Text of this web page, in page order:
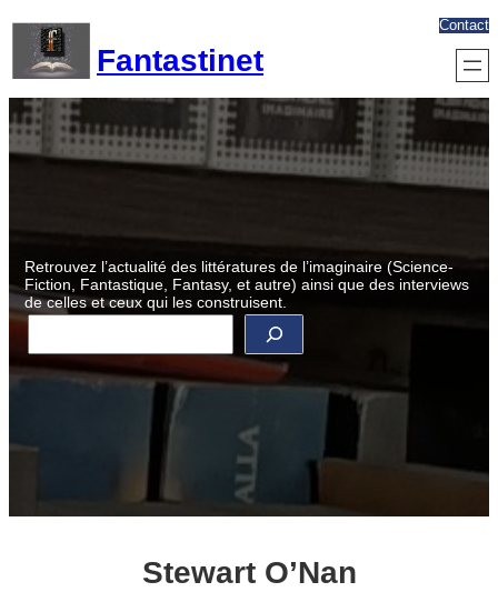
contenu
Fantastinet
Contact
Retrouvez l’actualité des littératures de l’imaginaire (Science-
Fiction, Fantastique, Fantasy, et autre) ainsi que des interviews
de celles et ceux qui les construisent.
R
c
h
h
Stewart O’Nan